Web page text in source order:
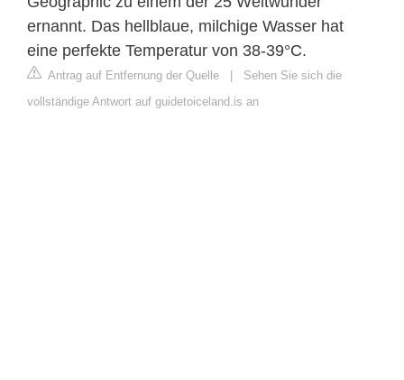
ernannt. Das hellblaue, milchige Wasser hat
eine perfekte Temperatur von 38-39°C.
Antrag auf Entfernung der Quelle | Sehen Sie sich die
vollständige Antwort auf guidetoiceland.is an